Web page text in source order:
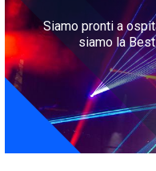
Siamo pronti a
siamo la